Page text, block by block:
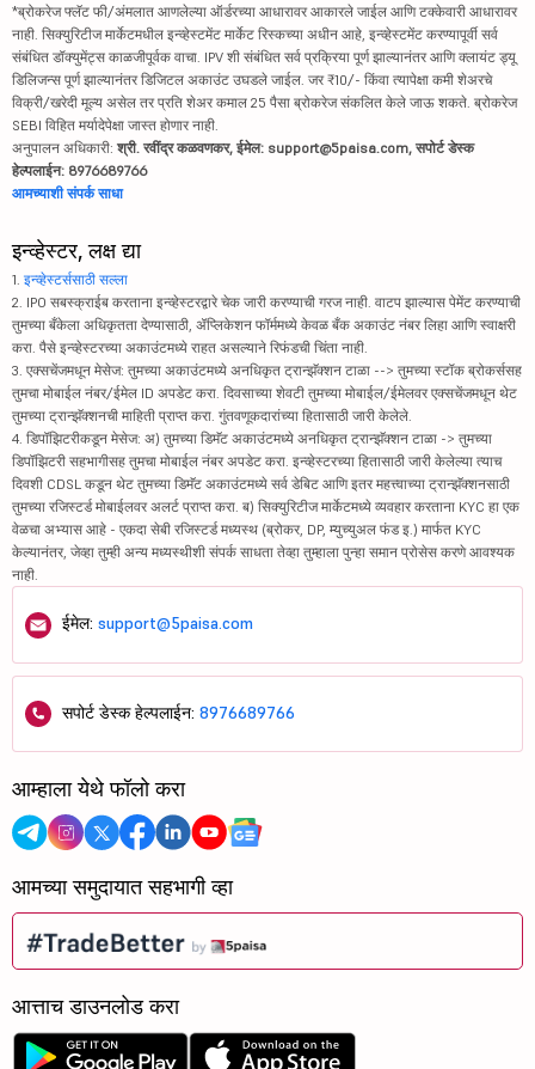
*ब्रोकरेज फ्लॅट फी/अंमलात आणलेल्या ऑर्डरच्या आधारावर आकारले जाईल आणि टक्केवारी आधारावर
नाही. सिक्युरिटीज मार्केटमधील इन्व्हेस्टमेंट मार्केट रिस्कच्या अधीन आहे, इन्व्हेस्टमेंट करण्यापूर्वी सर्व
संबंधित डॉक्युमेंट्स काळजीपूर्वक वाचा. IPV शी संबंधित सर्व प्रक्रिया पूर्ण झाल्यानंतर आणि क्लायंट ड्यू
डिलिजन्स पूर्ण झाल्यानंतर डिजिटल अकाउंट उघडले जाईल. जर ₹10/- किंवा त्यापेक्षा कमी शेअरचे
विक्री/खरेदी मूल्य असेल तर प्रति शेअर कमाल 25 पैसा ब्रोकरेज संकलित केले जाऊ शकते. ब्रोकरेज
SEBI विहित मर्यादेपेक्षा जास्त होणार नाही.
अनुपालन अधिकारी: श्री. रवींद्र कळवणकर, ईमेल: support@5paisa.com, सपोर्ट डेस्क
हेल्पलाईन: 8976689766
आमच्याशी संपर्क साधा
इन्व्हेस्टर, लक्ष द्या
1. इन्व्हेस्टर्ससाठी सल्ला
2. IPO सबस्क्राईब करताना इन्व्हेस्टरद्वारे चेक जारी करण्याची गरज नाही. वाटप झाल्यास पेमेंट करण्याची
तुमच्या बँकेला अधिकृतता देण्यासाठी, ॲप्लिकेशन फॉर्ममध्ये केवळ बँक अकाउंट नंबर लिहा आणि स्वाक्षरी
करा. पैसे इन्व्हेस्टरच्या अकाउंटमध्ये राहत असल्याने रिफंडची चिंता नाही.
3. एक्सचेंजमधून मेसेज: तुमच्या अकाउंटमध्ये अनधिकृत ट्रान्झॅक्शन टाळा --> तुमच्या स्टॉक ब्रोकर्ससह
तुमचा मोबाईल नंबर/ईमेल ID अपडेट करा. दिवसाच्या शेवटी तुमच्या मोबाईल/ईमेलवर एक्सचेंजमधून थेट
तुमच्या ट्रान्झॅक्शनची माहिती प्राप्त करा. गुंतवणूकदारांच्या हितासाठी जारी केलेले.
4. डिपॉझिटरीकडून मेसेज: अ) तुमच्या डिमॅट अकाउंटमध्ये अनधिकृत ट्रान्झॅक्शन टाळा -> तुमच्या
डिपॉझिटरी सहभागीसह तुमचा मोबाईल नंबर अपडेट करा. इन्व्हेस्टरच्या हितासाठी जारी केलेल्या त्याच
दिवशी CDSL कडून थेट तुमच्या डिमॅट अकाउंटमध्ये सर्व डेबिट आणि इतर महत्त्वाच्या ट्रान्झॅक्शनसाठी
तुमच्या रजिस्टर्ड मोबाईलवर अलर्ट प्राप्त करा. ब) सिक्युरिटीज मार्केटमध्ये व्यवहार करताना KYC हा एक
वेळचा अभ्यास आहे - एकदा सेबी रजिस्टर्ड मध्यस्थ (ब्रोकर, DP, म्युच्युअल फंड इ.) मार्फत KYC
केल्यानंतर, जेव्हा तुम्ही अन्य मध्यस्थीशी संपर्क साधता तेव्हा तुम्हाला पुन्हा समान प्रोसेस करणे आवश्यक
नाही.
ईमेल: support@5paisa.com
सपोर्ट डेस्क हेल्पलाईन: 8976689766
आम्हाला येथे फॉलो करा
आमच्या समुदायात सहभागी व्हा
आत्ताच डाउनलोड करा